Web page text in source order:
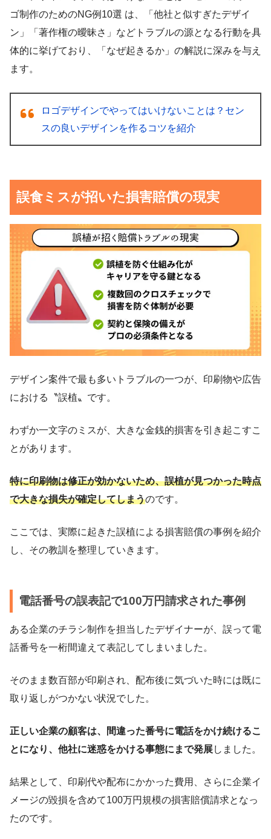
ゴ制作のためのNG例10選 は、「他社と似すぎたデザイ
ン」「著作権の曖昧さ」などトラブルの源となる行動を具
体的に挙げており、「なぜ起きるか」の解説に深みを与え
ます。
ロゴデザインでやってはいけないことは？セン
スの良いデザインを作るコツを紹介
誤食ミスが招いた損害賠償の現実
デザイン案件で最も多いトラブルの一つが、印刷物や広告
における〝誤植〟です。
わずか一文字のミスが、大きな金銭的損害を引き起こすこ
とがあります。
特に印刷物は修正が効かないため、誤植が見つかった時点
で大きな損失が確定してしまうのです。
ここでは、実際に起きた誤植による損害賠償の事例を紹介
し、その教訓を整理していきます。
電話番号の誤表記で100万円請求された事例
ある企業のチラシ制作を担当したデザイナーが、誤って電
話番号を一桁間違えて表記してしまいました。
そのまま数百部が印刷され、配布後に気づいた時には既に
取り返しがつかない状況でした。
正しい企業の顧客は、間違った番号に電話をかけ続けるこ
とになり、他社に迷惑をかける事態にまで発展しました。
結果として、印刷代や配布にかかった費用、さらに企業イ
メージの毀損を含めて100万円規模の損害賠償請求となっ
たのです。